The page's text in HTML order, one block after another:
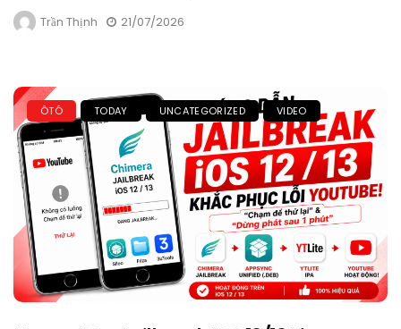
Trần Thịnh 21/07/2026
ÔTÔ TODAY UNCATEGORIZED VIDEO